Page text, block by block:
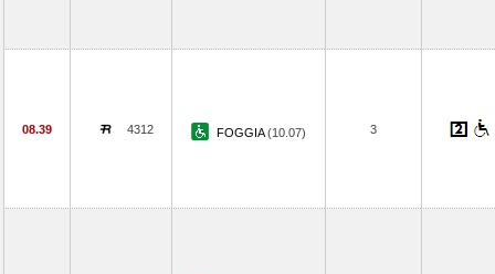
08.39 4312 FOGGIA(10.07) 3